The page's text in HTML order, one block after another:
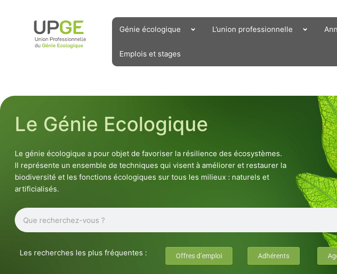
Génie écologique L’union professionnelle
Emplois et stages
Le Génie Ecologique
Le génie écologique a pour objet de favoriser la résilience des écosystèmes.
Il représente un ensemble de techniques qui visent à améliorer et restaurer la
biodiversité et les fonctions écologiques sur tous les milieux : naturels et
artificialisés.
Rechercher
Les recherches les plus fréquentes : Offres d’emploi Adhérents